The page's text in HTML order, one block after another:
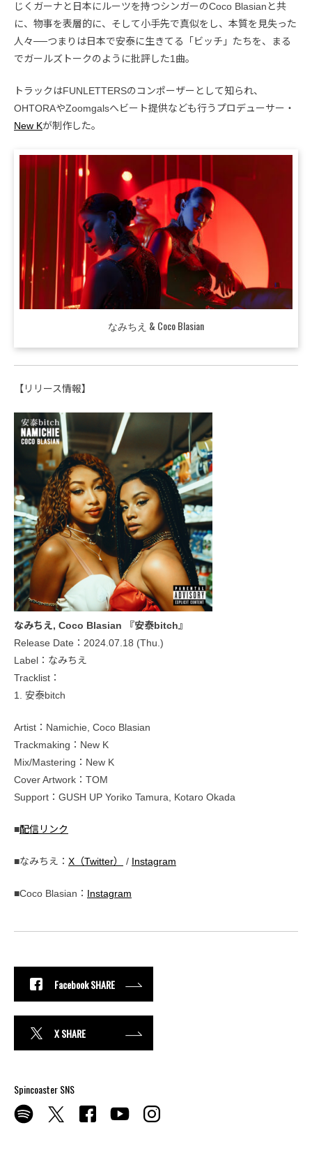
じくガーナと日本にルーツを持つシンガーのCoco Blasianと共
に、物事を表層的に、そして小手先で真似をし、本質を見失った
人々──つまりは日本で安泰に生きてる「ビッチ」たちを、まる
でガールズトークのように批評した1曲。
トラックはFUNLETTERSのコンポーザーとして知られ、
OHTORAやZoomgalsへビート提供なども行うプロデューサー・
New Kが制作した。
なみちえ & Coco Blasian
【リリース情報】
なみちえ, Coco Blasian 『安泰bitch』
Release Date：2024.07.18 (Thu.)
Label：なみちえ
Tracklist：
1. 安泰bitch
Artist：Namichie, Coco Blasian
Trackmaking：New K
Mix/Mastering：New K
Cover Artwork：TOM
Support：GUSH UP Yoriko Tamura, Kotaro Okada
■配信リンク
■なみちえ： X（Twitter） / Instagram
■Coco Blasian： Instagram
Facebook SHARE
X SHARE
Spincoaster SNS